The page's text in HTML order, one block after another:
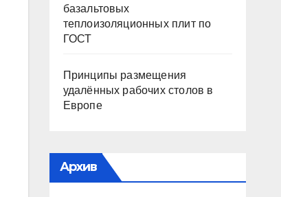
базальтовых
теплоизоляционных плит по
ГОСТ
Принципы размещения
удалённых рабочих столов в
Европе
Архив